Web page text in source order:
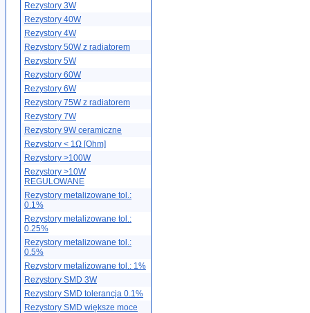
Rezystory 3W
Rezystory 40W
Rezystory 4W
Rezystory 50W z radiatorem
Rezystory 5W
Rezystory 60W
Rezystory 6W
Rezystory 75W z radiatorem
Rezystory 7W
Rezystory 9W ceramiczne
Rezystory < 1Ω [Ohm]
Rezystory >100W
Rezystory >10W
REGULOWANE
Rezystory metalizowane tol.:
0.1%
Rezystory metalizowane tol.:
0.25%
Rezystory metalizowane tol.:
0.5%
Rezystory metalizowane tol.: 1%
Rezystory SMD 3W
Rezystory SMD tolerancja 0.1%
Rezystory SMD większe moce